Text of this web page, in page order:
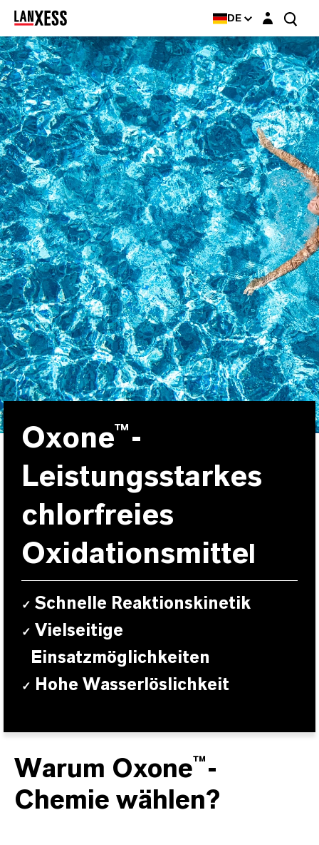
DE Login-Maske
Oxone™-
Leistungsstarkes
chlorfreies
Oxidationsmitte
✓ Schnelle Reaktionskinetik
✓ Vielseitige
Einsatzmöglichkeiten
✓ Hohe Wasserlöslichkeit
Warum Oxone™-
Chemie wählen?